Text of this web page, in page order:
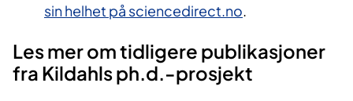
sin helhet på sciencedirect.no.
​Les mer om tidligere publikasjoner
fr​​a Kildahls ph.d.-prosjekt